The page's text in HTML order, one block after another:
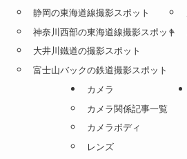
静岡の東海道線撮影スポット
神奈川西部の東海道線撮影スポット
大井川鐵道の撮影スポット
富士山バックの鉄道撮影スポット
カメラ
カメラ関係記事一覧
カメラボディ
レンズ